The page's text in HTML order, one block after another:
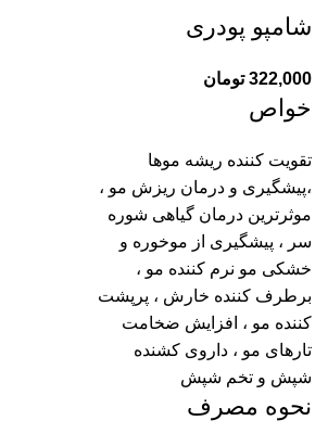
شامپو پودری
322,000 تومان
خواص
تقویت کننده ریشه موها
،پیشگیری و درمان ریزش مو ،
موثرترین درمان گیاهی شوره
سر ، پیشگیری از موخوره و
خشکی مو نرم کننده مو ،
برطرف کننده خارش ، پرپشت
کننده مو ، افزایش ضخامت
تارهای مو ، داروی کشنده
شپش و تخم شپش
نحوه مصرف